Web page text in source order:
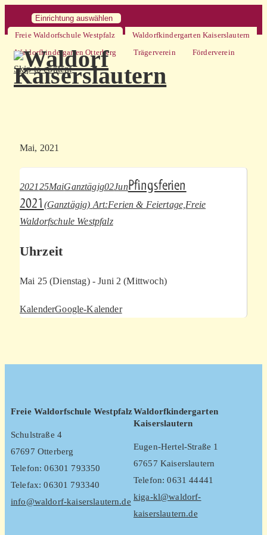
Einrichtung auswählen
Freie Waldorfschule Westpfalz
Waldorfkindergarten Kaiserslautern
Waldorfkindergarten Otterberg
Trägerverein Förderverein
Skip to content
Mai, 2021
202125MaiGanztägig02JunPfingsferien
2021 (Ganztägig) Art:Ferien & Feiertage, Freie
Waldorfschule Westpfalz
Uhrzeit
Mai 25 (Dienstag) - Juni 2 (Mittwoch)
KalenderGoogle-Kalender
Freie Waldorfschule Westpfalz
Schulstraße 4
67697 Otterberg
Telefon: 06301 793350
Telefax: 06301 793340
info@waldorf-kaiserslautern.de
Waldorfkindergarten
Kaiserslautern
Eugen-Hertel-Straße 1
67657 Kaiserslautern
Telefon: 0631 44441
kiga-kl@waldorf-
kaiserslautern.de